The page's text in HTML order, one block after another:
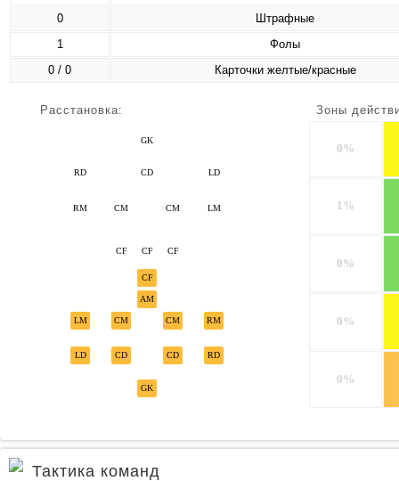
0
Штрафные
1
Фолы
0 / 0
Карточки желтые/красные
Расстановка:
GK
CD LD
RD
CM LM
CM
RM
CF
CF
CF
GK
CD CD
CM CM RM
LM
CF
LD RD
AM
Зоны
0%
1%
0%
0%
0%
Тактика команд